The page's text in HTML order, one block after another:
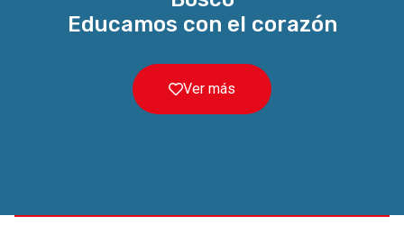
Educamos con el corazón
Ver más